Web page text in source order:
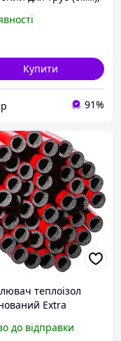
Купити
91%
теплоізол
Extra
до відправки